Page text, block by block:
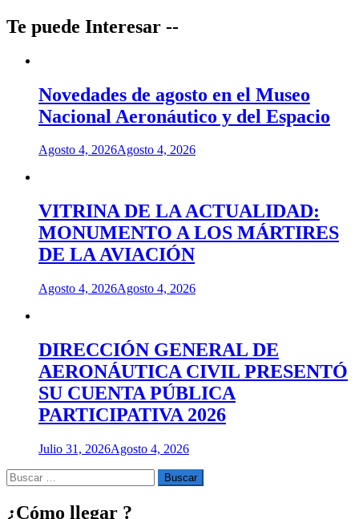
Te puede Interesar --
Novedades de agosto en el Museo
Nacional Aeronáutico y del Espacio
Agosto 4, 2026Agosto 4, 2026
VITRINA DE LA ACTUALIDAD:
MONUMENTO A LOS MÁRTIRES
DE LA AVIACIÓN
Agosto 4, 2026Agosto 4, 2026
DIRECCIÓN GENERAL DE
AERONÁUTICA CIVIL PRESENTÓ
SU CUENTA PÚBLICA
PARTICIPATIVA 2026
Julio 31, 2026Agosto 4, 2026
Buscar
por:
¿Cómo llegar ?